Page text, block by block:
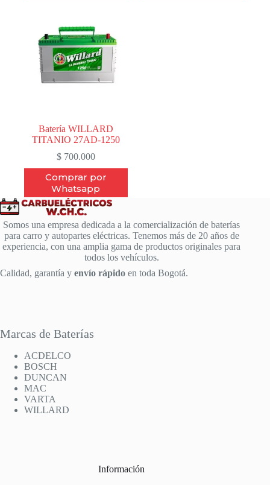
Batería WILLARD
TITANIO 27AD-1250
$700.000
Comprar por
Whatsapp
Somos una empresa dedicada a la comercialización de baterías
para carro y autopartes eléctricas. Tenemos más de 20 años de
experiencia, con una amplia gama de productos originales para
todos los vehículos.
Calidad, garantía y envío rápido en toda Bogotá.
Marcas de Baterías
ACDELCO
BOSCH
DUNCAN
MAC
VARTA
WILLARD
Información